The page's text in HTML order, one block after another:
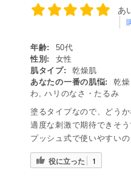
あ
年齢:
50代
性別:
女性
肌タイプ:
乾燥肌
あなたの一番の肌悩:
乾
わ, ハリのなさ・たるみ
塗るタイプなので、どう
適度な刺激で期待できそう
プッシュ式で使いやすいの
役に立った 1